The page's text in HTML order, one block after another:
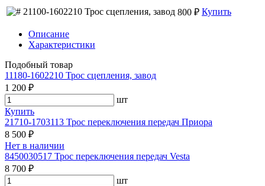
21100-1602210 Трос сцепления, завод 800 ₽ Купить
Описание
Характеристики
Подобный товар
11180-1602210 Трос сцепления, завод
1 200 ₽
шт
Купить
21710-1703113 Трос переключения передач Приора
8 500 ₽
Нет в наличии
8450030517 Трос переключения передач Vesta
8 700 ₽
шт